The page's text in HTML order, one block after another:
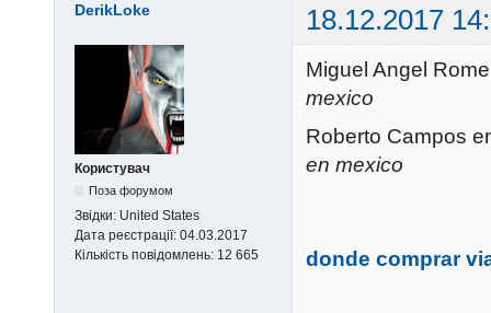
DerikLoke 18.12.2017
Користувач
Поза форумом
Звідки: United States
Дата реєстрації: 04.03.2017
Кількість повідомлень: 12 665
Miguel Angel
mexico
Roberto Campos
en mexico
donde comprar